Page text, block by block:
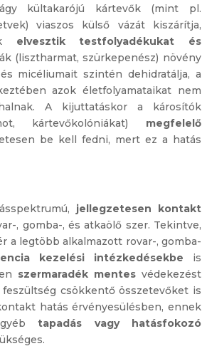
kültakarójú kártevők (mint pl.
viaszos külső vázát kiszárítja,
elvesztik testfolyadékukat és
(lisztharmat, szürkepenész) növény
micéliumait szintén dehidratálja, a
azok életfolyamataikat nem
A kijuttatáskor a károsítók
kártevőkolóniákat) megfelelő
be kell fedni, mert ez a hatás
jellegzetesen kontakt
, gomba-, és atkaölő szer. Tekintve,
a legtöbb alkalmazott rovar-, gomba-
kezelési intézkedésekbe is
szermaradék mentes védekezést
csökkentő összetevőket is
hatás érvényesülésben, ennek
tapadás vagy hatásfokozó